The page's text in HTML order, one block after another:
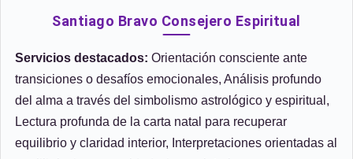
Santiago Bravo Consejero Espiritual
Servicios destacados: Orientación consciente ante
transiciones o desafíos emocionales, Análisis profundo
del alma a través del simbolismo astrológico y espiritual,
Lectura profunda de la carta natal para recuperar
equilibrio y claridad interior, Interpretaciones orientadas al